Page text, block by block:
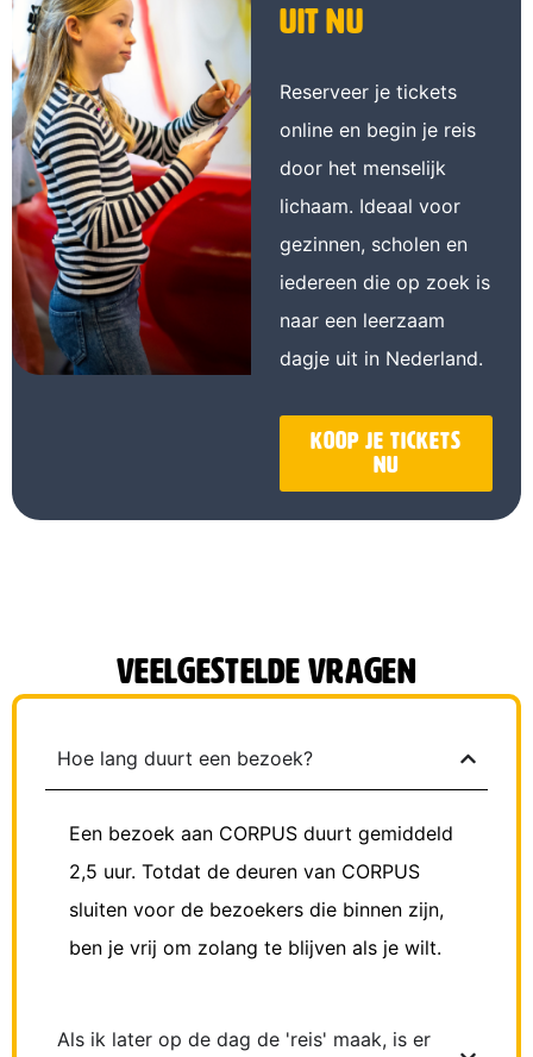
uit nu
Reserveer je tickets
online en begin je reis
door het menselijk
lichaam. Ideaal voor
gezinnen, scholen en
iedereen die op zoek is
naar een leerzaam
dagje uit in Nederland.
Koop je tickets
nu
Veelgestelde vragen
Hoe lang duurt een bezoek?
Een bezoek aan CORPUS duurt gemiddeld
2,5 uur. Totdat de deuren van CORPUS
sluiten voor de bezoekers die binnen zijn,
ben je vrij om zolang te blijven als je wilt.
Als ik later op de dag de 'reis' maak, is er